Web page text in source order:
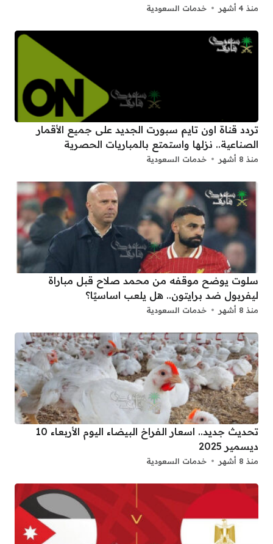
منذ 4 أشهر خدمات السعودية
تردد قناة اون تايم سبورت الجديد على جميع الأقمار
الصناعية.. نزلها واستمتع بالمباريات الحصرية
منذ 8 أشهر خدمات السعودية
سلوت يوضح موقفه من محمد صلاح قبل مباراة
ليفربول ضد برايتون.. هل يلعب اساسيًا؟
منذ 8 أشهر خدمات السعودية
تحديث جديد.. اسعار الفراخ البيضاء اليوم الأربعاء 10
ديسمير 2025
منذ 8 أشهر خدمات السعودية